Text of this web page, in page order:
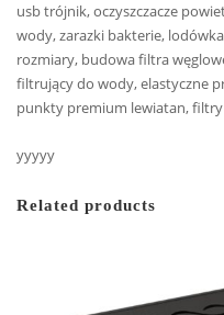
usb trójnik, oczyszczacze
wody, zarazki bakterie,
rozmiary, budowa filtra
filtrujący do wody, elastyczne
punkty premium lewiatan,
yyyyy
Related products